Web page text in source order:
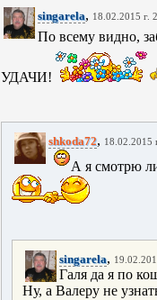
singarela, 18.02.2015 г.
По всему видно,
УДАЧИ!
shkoda72, 18.02.2015
А я смотрю
singarela,
Галя да я по
Ну, а Валеру не